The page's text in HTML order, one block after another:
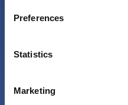
Preferences
Statistics
Marketing
che fanno gli innovatori:
soluzioni migliori per
+